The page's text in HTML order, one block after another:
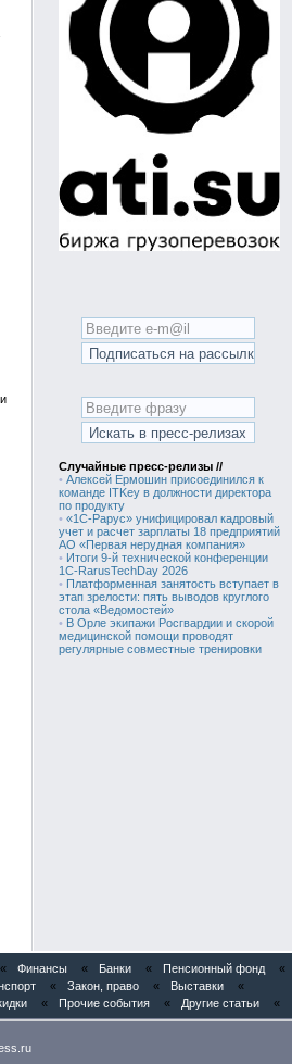
Случайные пресс-релизы //
• Алексей Ермошин присоединился к
команде ITKey в должности директора
по продукту
• «1С-Рарус» унифицировал кадровый
учет и расчет зарплаты 18 предприятий
АО «Первая нерудная компания»
• Итоги 9-й технической конференции
1C-RarusTechDay 2026
• Платформенная занятость вступает в
этап зрелости: пять выводов круглого
стола «Ведомостей»
• В Орле экипажи Росгвардии и скорой
медицинской помощи проводят
регулярные совместные тренировки
« Финансы « Банки « Пенсионный фонд
«
« Закон, право « Выставки
«
« Прочие события « Другие статьи «